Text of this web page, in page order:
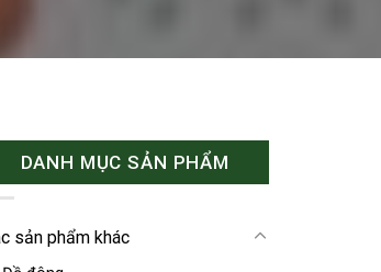
DANH MỤC SẢN PHẨM
sản phẩm khác